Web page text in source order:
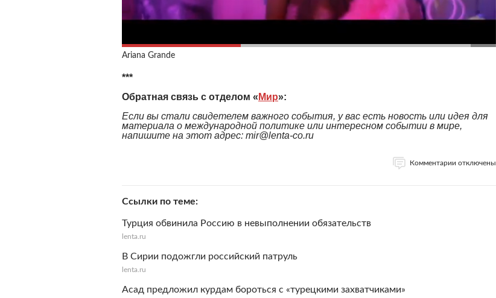
Ariana Grande
***
Обратная связь с отделом « Мир»:
Если вы стали свидетелем важного события, у вас есть новость или идея для
материала о международной политике или интересном событии в мире,
напишите на этот адрес: mir@lenta-co.ru
Комментарии отключены
Ссылки по теме
Турция обвинила Россию в невыполнении обязательств
lenta.ru
В Сирии подожгли российский патруль
lenta.ru
Асад предложил курдам бороться с «турецкими захватчиками»